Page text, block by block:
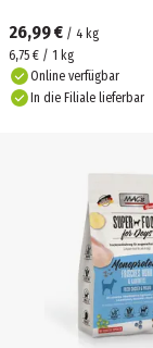
26,99 € / 4 kg
6,75 € / 1 kg
Online verfügbar
In die Filiale lieferbar